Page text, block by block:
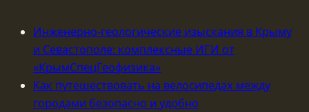
Инженерно-геологические изыскания в Крыму
и Севастополе: комплексные ИГИ от
«КрымСпецГеофизика»
Как путешествовать на велосипедах между
городами безопасно и удобно